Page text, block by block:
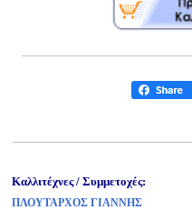
Καλλιτέχνες / Συμμετοχές:
ΠΛΟΥΤΑΡΧΟΣ ΓΙΑΝΝΗΣ